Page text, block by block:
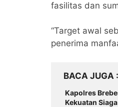
fasilitas dan
“Target awal
penerima
BACA JUGA
Kapolres
Kekuatan